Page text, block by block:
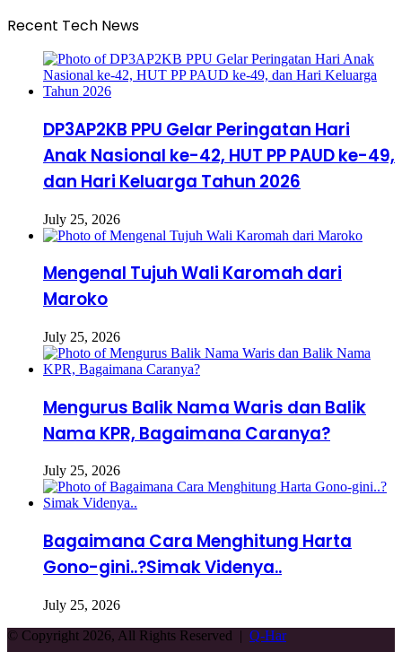
Recent Tech News
DP3AP2KB PPU Gelar Peringatan Hari
Anak Nasional ke-42, HUT PP PAUD ke-49,
dan Hari Keluarga Tahun 2026
July 25, 2026
Mengenal Tujuh Wali Karomah dari
Maroko
July 25, 2026
Mengurus Balik Nama Waris dan Balik
Nama KPR, Bagaimana Caranya?
July 25, 2026
Bagaimana Cara Menghitung Harta
Gono-gini..?Simak Videnya..
July 25, 2026
© Copyright 2026, All Rights Reserved | Q-Har